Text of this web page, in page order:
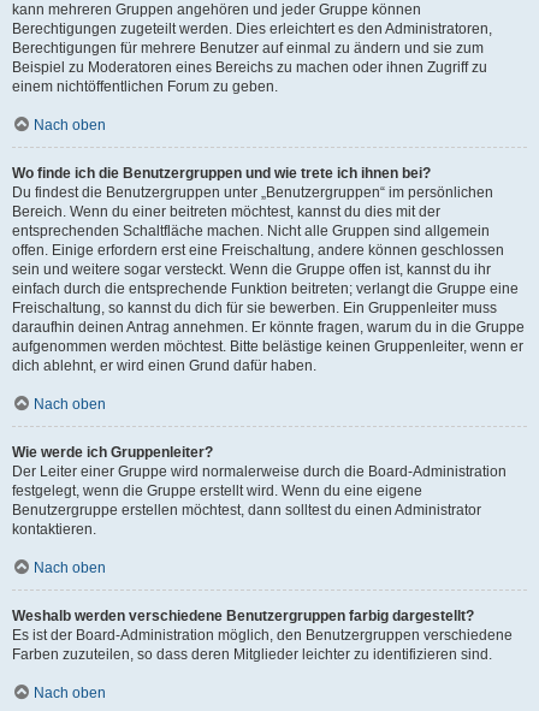
kann mehreren Gruppen angehören und jeder Gruppe können
Berechtigungen zugeteilt werden. Dies erleichtert es den Administratoren,
Berechtigungen für mehrere Benutzer auf einmal zu ändern und sie zum
Beispiel zu Moderatoren eines Bereichs zu machen oder ihnen Zugriff zu
einem nichtöffentlichen Forum zu geben.
Nach oben
Wo finde ich die Benutzergruppen und wie trete ich ihnen bei?
Du findest die Benutzergruppen unter „Benutzergruppen“ im persönlichen
Bereich. Wenn du einer beitreten möchtest, kannst du dies mit der
entsprechenden Schaltfläche machen. Nicht alle Gruppen sind allgemein
offen. Einige erfordern erst eine Freischaltung, andere können geschlossen
sein und weitere sogar versteckt. Wenn die Gruppe offen ist, kannst du ihr
einfach durch die entsprechende Funktion beitreten; verlangt die Gruppe eine
Freischaltung, so kannst du dich für sie bewerben. Ein Gruppenleiter muss
daraufhin deinen Antrag annehmen. Er könnte fragen, warum du in die Gruppe
aufgenommen werden möchtest. Bitte belästige keinen Gruppenleiter, wenn er
dich ablehnt, er wird einen Grund dafür haben.
Nach oben
Wie werde ich Gruppenleiter?
Der Leiter einer Gruppe wird normalerweise durch die Board-Administration
festgelegt, wenn die Gruppe erstellt wird. Wenn du eine eigene
Benutzergruppe erstellen möchtest, dann solltest du einen Administrator
kontaktieren.
Nach oben
Weshalb werden verschiedene Benutzergruppen farbig dargestellt?
Es ist der Board-Administration möglich, den Benutzergruppen verschiedene
Farben zuzuteilen, so dass deren Mitglieder leichter zu identifizieren sind.
Nach oben